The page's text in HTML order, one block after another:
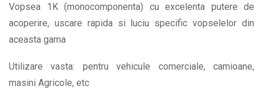
Vopsea 1K (monocomponenta) cu excelenta putere de
acoperire, uscare rapida si luciu specific vopselelor din
aceasta gama
Utilizare vasta: pentru vehicule comerciale, camioane,
masini Agricole, etc